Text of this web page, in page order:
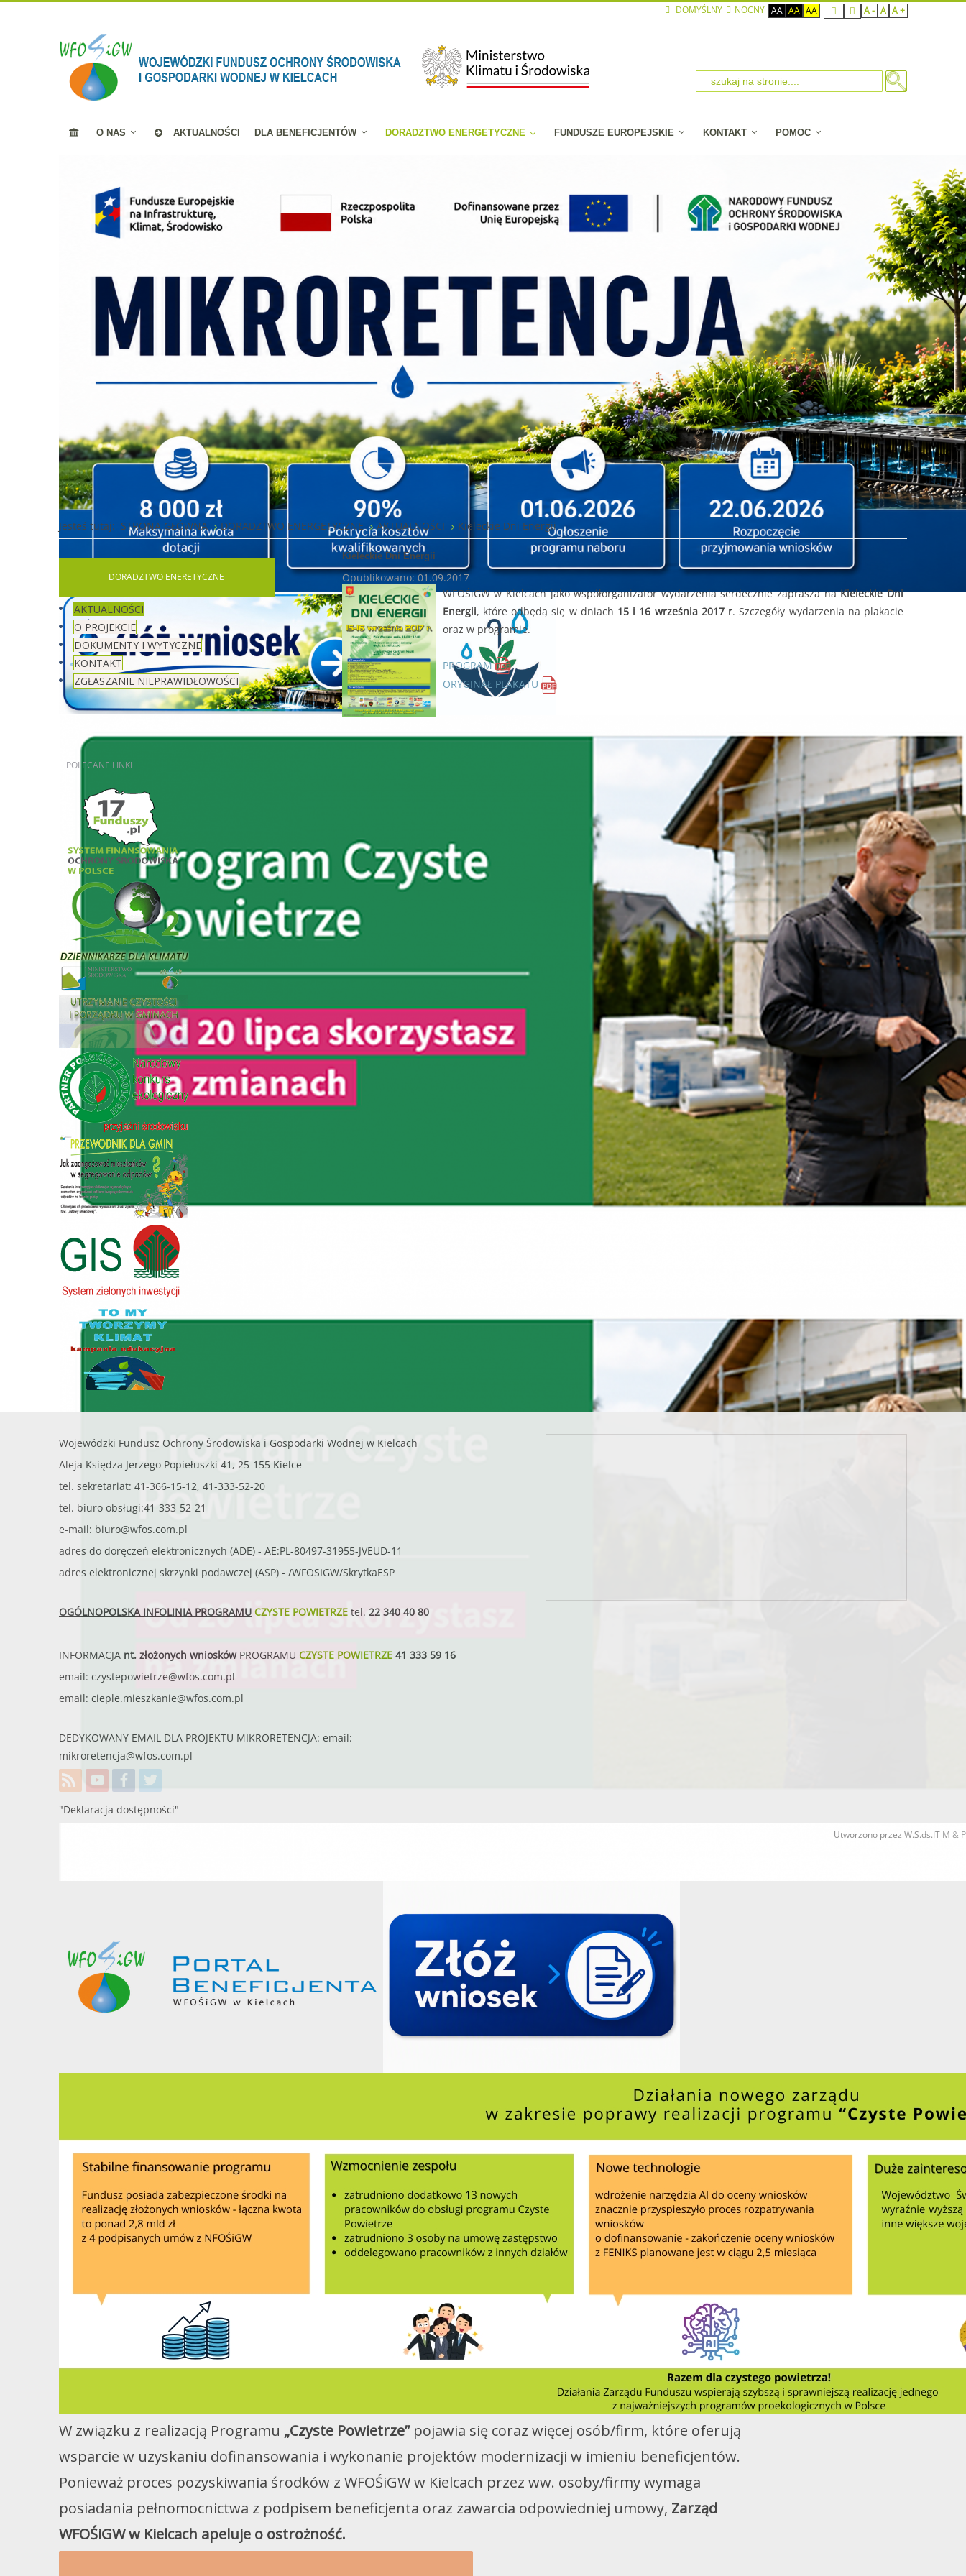
DOMYŚLNY NOCNY AA AA AA A - A A +
O NAS AKTUALNOŚCI DLA BENEFICJENTÓW DORADZTWO ENERGETYCZNE FUNDUSZE EUROPEJSKIE KONTAKT POMOC
W związku z realizacją Programu „Czyste Powietrze”pojawia się coraz więcej osób/firm, które oferują
wsparcie w uzyskaniu dofinansowania i wykonanie projektów modernizacji w imieniu beneficjentów.
Ponieważ proces pozyskiwania środków z WFOŚiGW w Kielcach przez ww. osoby/firmy wymaga
posiadania pełnomocnictwa z podpisem beneficjenta oraz zawarcia odpowiedniej umowy, Zarząd
WFOŚiGW w Kielcach apeluje o ostrożność.
Jesteś tutaj: STRONA GŁÓWNA DORADZTWO ENERGETYCZNE AKTUALNOŚCI Kieleckie Dni Energii
Kieleckie Dni Energii
Opublikowano: 01.09.2017
WFOŚiGW w Kielcach jako współorganizator wydarzenia serdecznie zaprasza naKieleckie Dni
Energii, które odbędą się w dniach 15 i 16 września 2017 r. Szczegóły wydarzenia na plakacie
oraz w programie.
PROGRAM
ORYGINAŁ PLAKATU
DORADZTWO ENERETYCZNE
AKTUALNOŚCI
O PROJEKCIE
DOKUMENTY I WYTYCZNE
KONTAKT
ZGŁASZANIE NIEPRAWIDŁOWOŚCI
POLECANE LINKI
Wojewódzki Fundusz Ochrony Środowiska i Gospodarki Wodnej w Kielcach
Aleja Księdza Jerzego Popiełuszki 41, 25-155 Kielce
tel. sekretariat: 41-366-15-12, 41-333-52-20
tel. biuro obsługi:41-333-52-21
e-mail: biuro@wfos.com.pl
adres do doręczeń elektronicznych (ADE) - AE:PL-80497-31955-JVEUD-11
adres elektronicznej skrzynki podawczej (ASP) - /WFOSIGW/SkrytkaESP
OGÓLNOPOLSKA INFOLINIA PROGRAMU CZYSTE POWIETRZE tel. 22 340 40 80
INFORMACJA nt. złożonych wniosków PROGRAMU CZYSTE POWIETRZE 41 333 59 16
email: czystepowietrze@wfos.com.pl
email: cieple.mieszkanie@wfos.com.pl
DEDYKOWANY EMAIL DLA PROJEKTU MIKRORETENCJA: email:
mikroretencja@wfos.com.pl
"Deklaracja dostępności"
Utworzono przez W.S.ds.ITM & P